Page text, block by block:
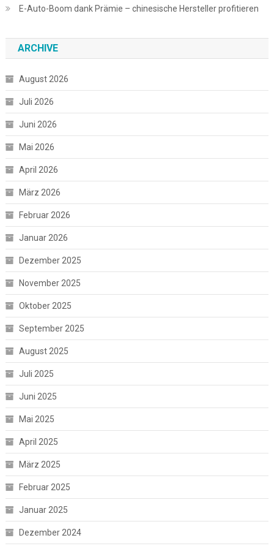
E-Auto-Boom dank Prämie – chinesische Hersteller profitieren
ARCHIVE
August 2026
Juli 2026
Juni 2026
Mai 2026
April 2026
März 2026
Februar 2026
Januar 2026
Dezember 2025
November 2025
Oktober 2025
September 2025
August 2025
Juli 2025
Juni 2025
Mai 2025
April 2025
März 2025
Februar 2025
Januar 2025
Dezember 2024